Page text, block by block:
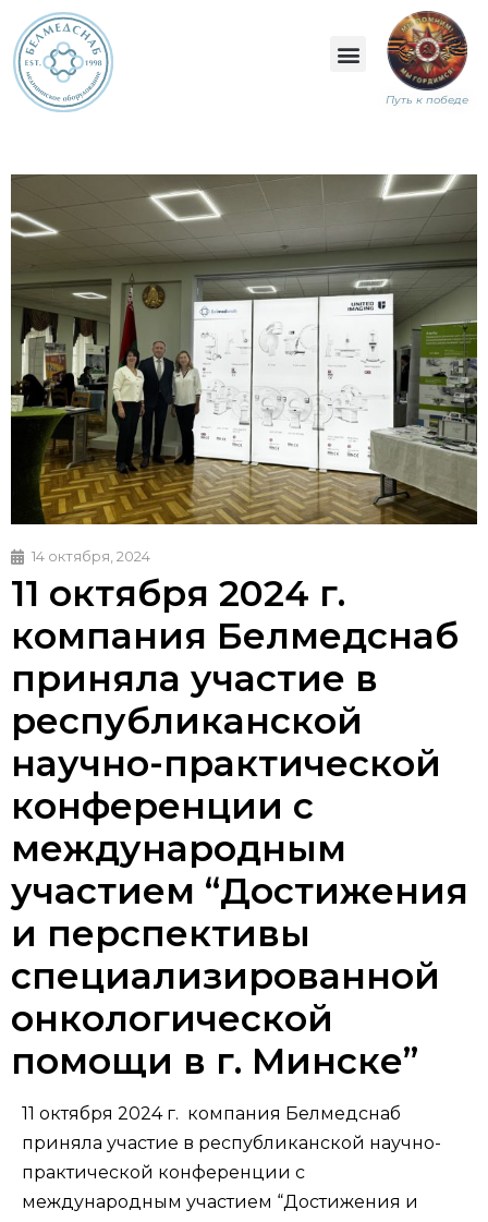
Путь к победе
14 октября, 2024
11 октября 2024 г.
компания Белмедснаб
приняла участие в
республиканской
научно-практической
конференции с
международным
участием “Достижения
и перспективы
специализированной
онкологической
помощи в г. Минске”
11 октября 2024 г. компания Белмедснаб
приняла участие в республиканской научно-
практической конференции с
международным участием “Достижения и